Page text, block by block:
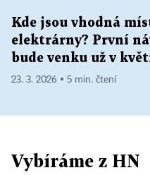
Kde jsou vhodná
elektrárny? První
bude venku už v
23. 3. 2026 ▪ 5 min. čtení
Vybíráme z HN